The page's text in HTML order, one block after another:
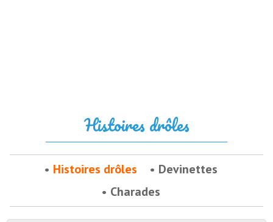
Histoires drôles
Histoires drôles
Devinettes
Charades